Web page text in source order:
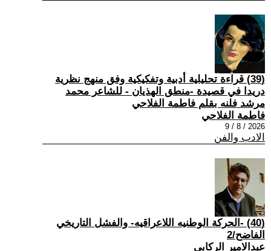
(39) قراءة تحليلية أدبية وتفكيكية وفق منهج نظرية
دريدا في قصيدة -منطق الهذيان - للشاعر محمد
مرشد فلنه بقلم فاطمة الفلاحي
فاطمة الفلاحي
2026 / 8 / 9
الادب والفن
(40) -الحركة الوطنيه اللاعراقيه- والفشل التاريخي
الفاضح/2
عبدالامير الركابي